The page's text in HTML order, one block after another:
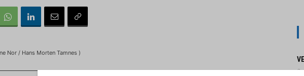
Nor / Hans Morten Tamnes )
8.